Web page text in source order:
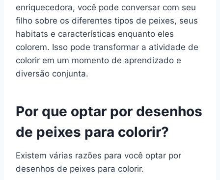
enriquecedora, você pode conversar com seu
filho sobre os diferentes tipos de peixes, seus
habitats e características enquanto eles
colorem. Isso pode transformar a atividade de
colorir em um momento de aprendizado e
diversão conjunta.
Por que optar por desenhos
de peixes para colorir?
Existem várias razões para você optar por
desenhos de peixes para colorir.